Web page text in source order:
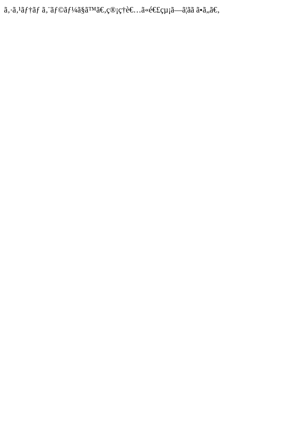
ã‚·ã‚¹ãƒ†ãƒ ã‚¨ãƒ©ãƒ¼ã§ã™ã€‚ç®¡ç†è€…ã«é€£çµ¡ã—ã¦ãã ã•ã„ã€‚